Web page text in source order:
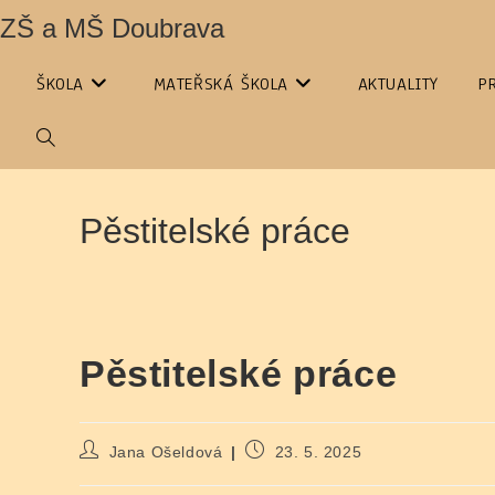
Přejít
k
ZŠ a MŠ Doubrava
ŠKOLA MATEŘSKÁ ŠKOLA AKTUALITY
PŘEPNOUT
Pěstitelské práce
Pěstitelské práce
AutorJana Ošeldová
Příspěvek
publikován
23. 5. 2025